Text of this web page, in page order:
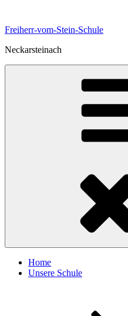
springen
Freiherr-vom-Stein-Schule
Neckarsteinach
Home
Unsere Schule